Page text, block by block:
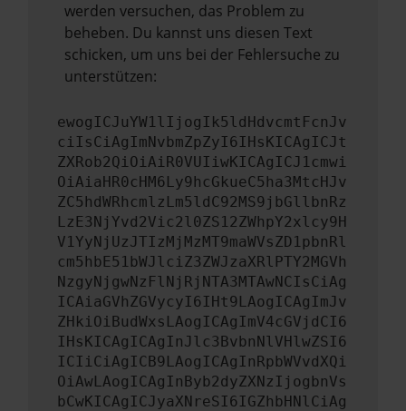
werden versuchen, das Problem zu
beheben. Du kannst uns diesen Text
schicken, um uns bei der Fehlersuche zu
unterstützen:
ewogICJuYW1lIjogIk5ldHdvcmtFcnJv
ciIsCiAgImNvbmZpZyI6IHsKICAgICJt
ZXRob2QiOiAiR0VUIiwKICAgICJ1cmwi
OiAiaHR0cHM6Ly9hcGkueC5ha3MtcHJv
ZC5hdWRhcmlzLm5ldC92MS9jbGllbnRz
LzE3NjYvd2Vic2l0ZS12ZWhpY2xlcy9H
V1YyNjUzJTIzMjMzMT9maWVsZD1pbnRl
cm5hbE51bWJlciZ3ZWJzaXRlPTY2MGVh
NzgyNjgwNzFlNjRjNTA3MTAwNCIsCiAg
ICAiaGVhZGVycyI6IHt9LAogICAgImJv
ZHkiOiBudWxsLAogICAgImV4cGVjdCI6
IHsKICAgICAgInJlc3BvbnNlVHlwZSI6
ICIiCiAgICB9LAogICAgInRpbWVvdXQi
OiAwLAogICAgInByb2dyZXNzIjogbnVs
bCwKICAgICJyaXNreSI6IGZhbHNlCiAg